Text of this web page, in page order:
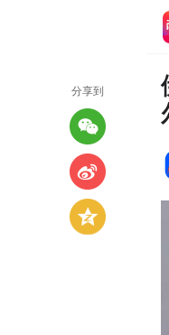
分享到